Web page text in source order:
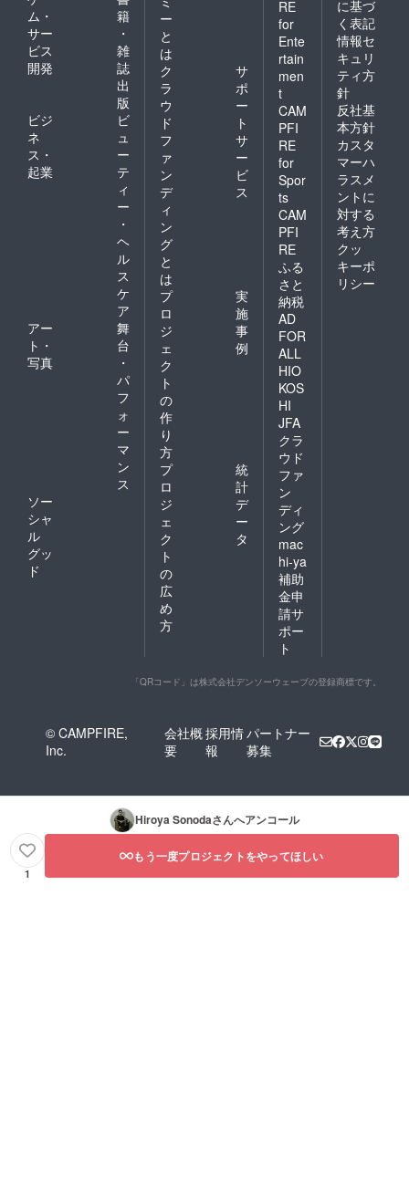
ム・
サー
ビス
開発
籍
・
雑
誌
出
版
ビジ
ネ
ス・
起業
ビ
ュ
ー
テ
ィ
ー
・
ヘ
ル
ス
ケ
ア
アー
ト・
写真
舞
台
・
パ
フ
ォ
ー
マ
ン
ス
ソー
シャ
ル
グッ
ド
ー
と
は
ク
ラ
ウ
ド
フ
ァ
ン
デ
ィ
ン
グ
と
は
サ
ポ
ー
ト
サ
ー
ビ
ス
プ
ロ
ジ
ェ
ク
ト
の
作
り
方
実
施
事
例
プ
ロ
ジ
ェ
ク
ト
の
広
め
方
統
計
デ
ー
タ
RE
for
Ente
rtain
men
t
CAM
PFI
RE
for
Spor
ts
CAM
PFI
RE
ふる
さと
納税
AD
FOR
ALL
HIO
KOS
HI
JFA
クラ
ウド
ファ
ン
ディ
ング
mac
hi-ya
補助
金申
請サ
ポー
ト
に基づ
く表記
情報セ
キュリ
ティ方
針
反社基
本方針
カスタ
マーハ
ラスメ
ントに
対する
考え方
クッ
キーポ
リシー
「QRコード」は株式会社デンソーウェーブの登録商標です。
© CAMPFIRE,
Inc.
会社概
要
採用情
報
パートナー
募集
Hiroya Sonodaさんへアンコール
1
もう一度プロジェクトをやってほしい